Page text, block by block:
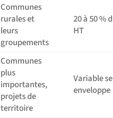
Communes
rurales et
leurs
groupements
20 à 50 %
HT
Communes
plus
importantes,
projets de
territoire
Variable
enveloppe